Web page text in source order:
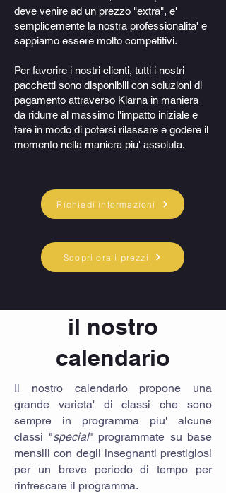
deve venire ad un prezzo "extra", e'
semplicemente la nostra professionalita' e
sappiamo essere molto competitivi.
Per favorire i nostri clienti, tutti i nostri
pacchetti sono disponibili con soluzioni di
pagamento attraverso Klarna in maniera
da ridurre al massimo l'impatto iniziale e
fare in modo di potersi rilassare e godere il
momento nella maniera piu' assoluta.
Richiedi informazioni
Scopri ora i prezzi
il nostro
calendario
Il nostro calendario propone una
grande varieta' di classi che sono
sempre in programma piu' alcune
classi "special" programmate su base
mensili con degli insegnanti prestigiosi
per un breve periodo di tempo per
rinfrescare il programma.